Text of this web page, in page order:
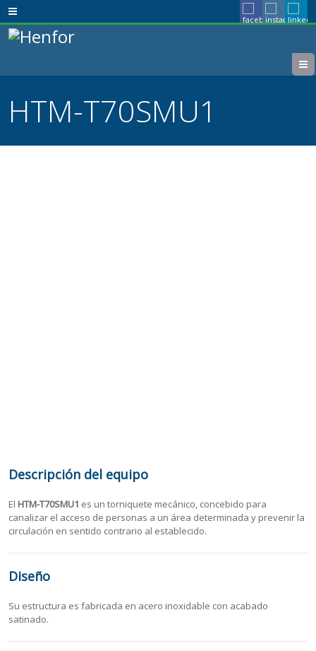
HTM-T70SMU1
Descripción del equipo
El HTM-T70SMU1 es un torniquete mecánico, concebido para
canalizar el acceso de personas a un área determinada y prevenir la
circulación en sentido contrario al establecido.
Diseño
Su estructura es fabricada en acero inoxidable con acabado
satinado.